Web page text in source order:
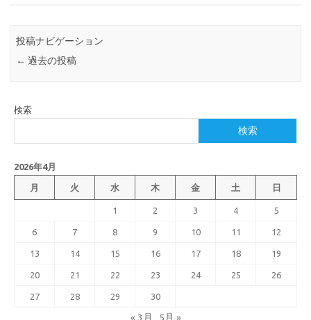
投稿ナビゲーション
← 過去の投稿
検索
検索
2026年4月
月 火 水 木 金 土 日
1 2 3 4 5
6 7 8 9 10 11 12
13 14 15 16 17 18 19
20 21 22 23 24 25 26
27 28 29 30
« 3月 5月 »